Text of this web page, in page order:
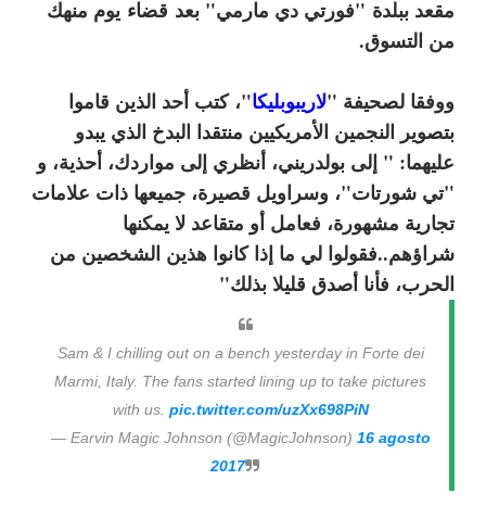
مقعد ببلدة "فورتي دي مارمي" بعد قضاء يوم منهك
من التسوق.
ووفقا لصحيفة "لاريبوبليكا"، كتب أحد الذين قاموا
بتصوير النجمين الأمريكيين منتقدا البدخ الذي يبدو
عليهما: " إلى بولدريني، أنظري إلى مواردك، أحذية، و
"تي شورتات"، وسراويل قصيرة، جميعها ذات علامات
تجارية مشهورة، فعامل أو متقاعد لا يمكنها
شراؤهم..فقولوا لي ما إذا كانوا هذين الشخصين من
الحرب، فأنا أصدق قليلا بذلك"
Sam & I chilling out on a bench yesterday in Forte dei
Marmi, Italy. The fans started lining up to take pictures
with us. pic.twitter.com/uzXx698PiN
— Earvin Magic Johnson (@MagicJohnson) 16 agosto
2017